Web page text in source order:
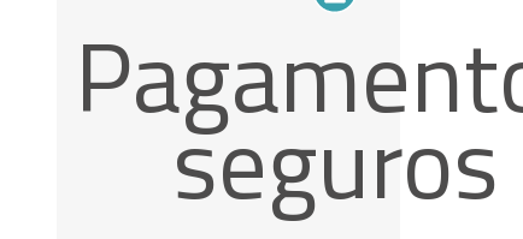
seguros